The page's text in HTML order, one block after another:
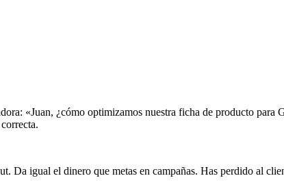
«Juan, ¿cómo optimizamos nuestra ficha de producto para
igual el dinero que metas en campañas. Has perdido al